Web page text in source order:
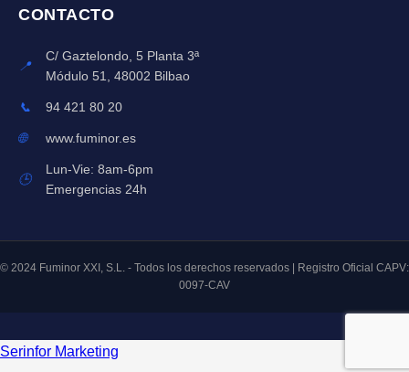
CONTACTO
📍
C/ Gaztelondo, 5 Planta 3ª
Módulo 51, 48002 Bilbao
📞 94 421 80 20
🌐 www.fuminor.es
🕒
Lun-Vie: 8am-6pm
Emergencias 24h
© 2024 Fuminor XXI, S.L. - Todos los derechos reservados | Registro Oficial CAPV:
0097-CAV
Serinfor Marketing